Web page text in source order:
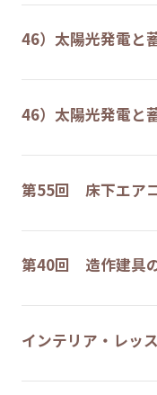
46）太陽光発電と
46）太陽光発電と
第55回 床下エア
第40回 造作建具
インテリア・レッ